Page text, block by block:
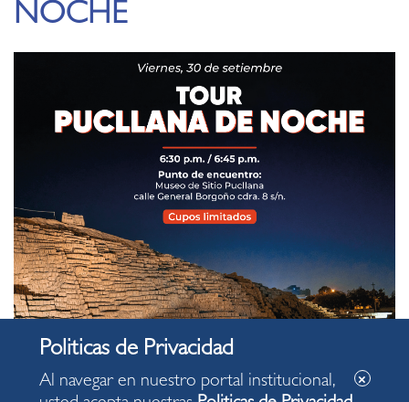
NOCHE
Al navegar en nuestro portal institucional,